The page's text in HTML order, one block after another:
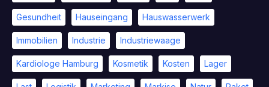
Gesundheit Hauseingang Hauswasserwerk
Immobilien Industrie Industriewaage
Kardiologe Hamburg Kosmetik Kosten Lager